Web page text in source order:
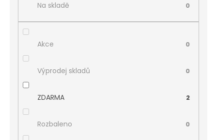
Na skladě 0
Akce 0
Výprodej skladů 0
ZDARMA 2
Rozbaleno 0